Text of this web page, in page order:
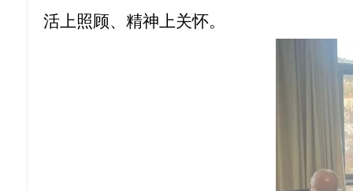
活上照顾、精神上关怀。